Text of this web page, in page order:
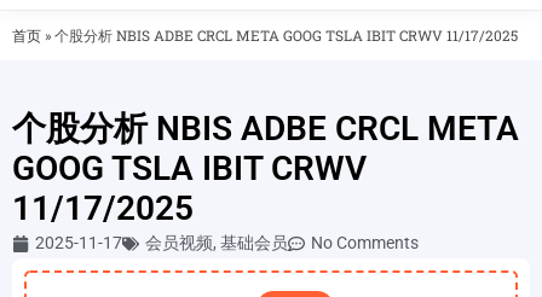
首页 » 个股分析 NBIS ADBE CRCL META GOOG TSLA IBIT CRWV 11/17/2025
个股分析 NBIS ADBE CRCL META
GOOG TSLA IBIT CRWV
11/17/2025
2025-11-17 会员视频, 基础会员 No Comments